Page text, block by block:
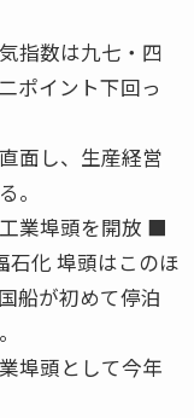
指数は九七・四
ポイント下回っ
面し、生産経営
。
業埠頭を開放 ■
化 埠頭はこのほ
船が初めて停泊
埠頭として今年